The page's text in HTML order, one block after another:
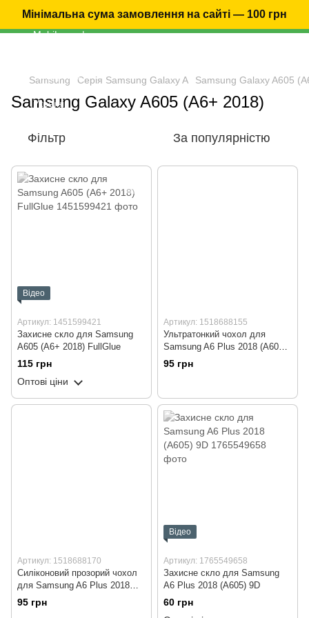
Мінімальна сума замовлення на сайті — 100 грн
Samsung Серія Samsung Galaxy A Samsung Galaxy A605
Samsung Galaxy A605 (A6+ 2018)
Фільтр За популярністю
Відео
Артикул: 1451599421
Захисне скло для Samsung
A605 (A6+ 2018) FullGlue
115 грн
Оптові ціни
Артикул: 1518688155
Ультратонкий чохол для
Samsung A6 Plus 2018 (A605)
чорний (бампер)
95 грн
Артикул: 1518688170
Силіконовий прозорий чохол
для Samsung A6 Plus 2018
(A605) (бампер)
95 грн
Відео
Артикул: 1765549658
Захисне скло для Samsung
A6 Plus 2018 (A605) 9D
60 грн